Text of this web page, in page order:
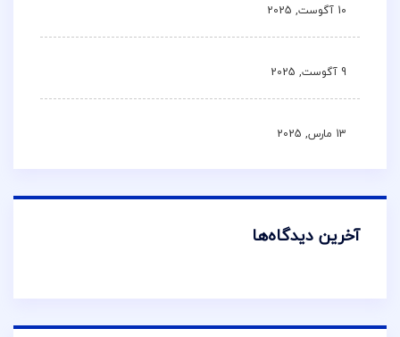
10 آگوست, 2025
9 آگوست, 2025
13 مارس, 2025
آخرین دیدگاه‌ها